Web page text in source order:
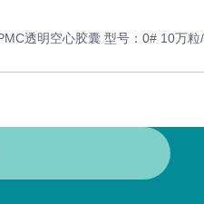
透明空心胶囊 型号：0# 10万粒